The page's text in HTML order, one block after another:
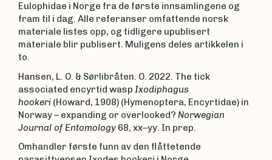
Eulophidae i Norge fra de første innsamlingene og
fram til i dag. Alle referanser omfattende norsk
materiale listes opp, og tidligere upublisert
materiale blir publisert. Muligens deles artikkelen i
to.
Hansen, L. O. & Sørlibråten. O. 2022. The tick
associated encyrtid wasp Ixodiphagus
hookeri (Howard, 1908) (Hymenoptera, Encyrtidae) in
Norway – expanding or overlooked? Norwegian
Journal of Entomology 68, xx–yy. In prep.
Omhandler første funn av den flåttetende